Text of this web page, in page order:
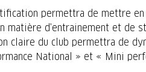
permettra de mettre
d’entrainement et de
claire du club permettra de
National » et « Mini